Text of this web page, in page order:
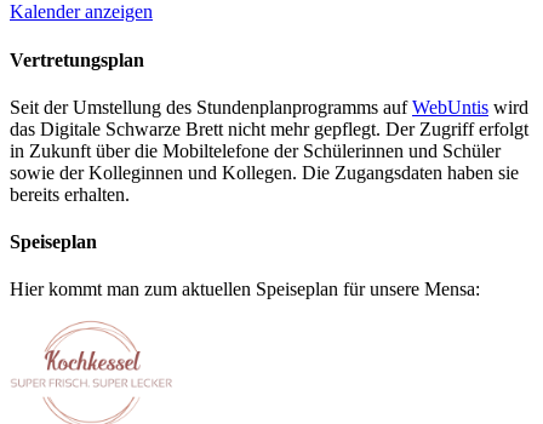
Kalender anzeigen
Vertretungsplan
Seit der Umstellung des Stundenplanprogramms aufWebUntis wird
das Digitale Schwarze Brett nicht mehr gepflegt. Der Zugriff erfolgt
in Zukunft über die Mobiltelefone der Schülerinnen und Schüler
sowie der Kolleginnen und Kollegen. Die Zugangsdaten haben sie
bereits erhalten.
Speiseplan
Hier kommt man zum aktuellen Speiseplan für unsere Mensa: